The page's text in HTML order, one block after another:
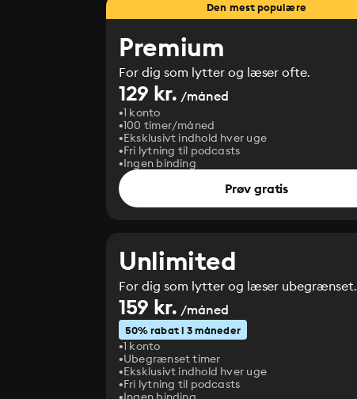
Den mest populære
Premium
For dig som lytter og læser ofte.
129 kr. /måned
1 konto
100 timer/måned
Eksklusivt indhold hver uge
Fri lytning til podcasts
Ingen binding
Prøv gratis
Unlimited
For dig som lytter og læser ubegrænset.
159 kr. /måned
50% rabat i 3 måneder
1 konto
Ubegrænset timer
Eksklusivt indhold hver uge
Fri lytning til podcasts